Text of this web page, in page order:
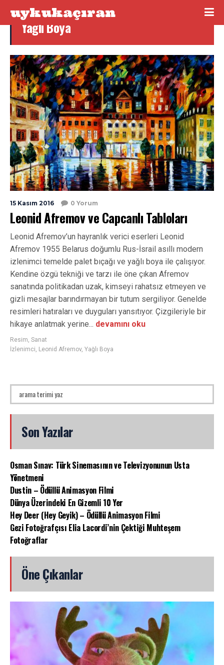
uykukaçıran
Yağlı Boya
15 Kasım 2016 0 Yorum
Leonid Afremov ve Capcanlı Tabloları
Leonid Afremov’un hayranlık verici eserleri Leonid
Afremov 1955 Belarus doğumlu Rus-İsrail asıllı modern
izlenimci temelde palet bıçağı ve yağlı boya ile çalışıyor.
Kendine özgü tekniği ve tarzı ile öne çıkan Afremov
sanatında politikadan uzak, kimseyi rahatsız etmeyen ve
gizli mesajlar barındırmayan bir tutum sergiliyor. Genelde
resimleri hatıraları ve duyguları yansıtıyor. Çizgileriyle bir
hikaye anlatmak yerine... devamını oku
Resim Sanat
İzlenimci Leonid Afremov, Yağlı Boya
Son Yazılar
Osman Sınav: Türk Sinemasının ve Televizyonunun Usta
Yönetmeni
Dustin – Ödüllü Animasyon Filmi
Dünya Üzerindeki En Gizemli 10 Yer
Hey Deer (Hey Geyik) – Ödüllü Animasyon Filmi
Gezi Fotoğrafçısı Elia Lacordi’nin Çektiği Muhteşem
Fotoğraflar
Öne Çıkanlar